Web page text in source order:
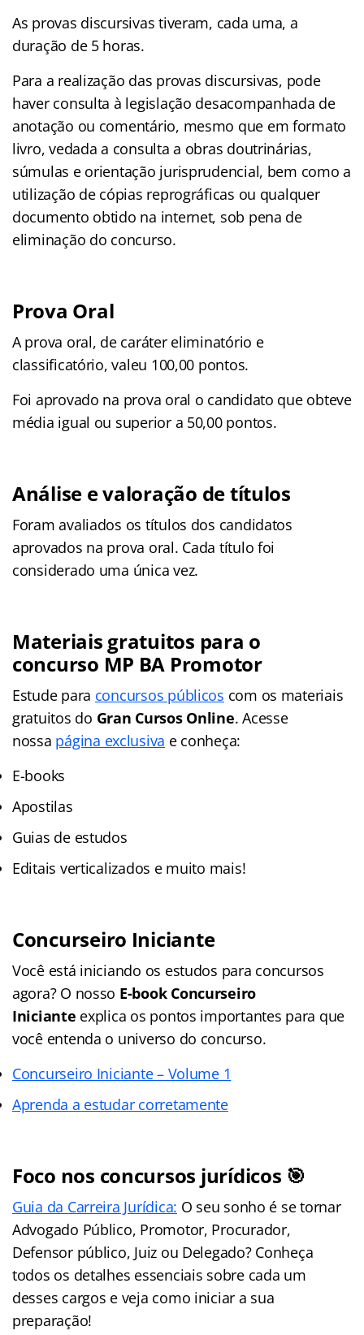
As provas discursivas tiveram, cada uma, a
duração de 5 horas.
Para a realização das provas discursivas, pode
haver consulta à legislação desacompanhada de
anotação ou comentário, mesmo que em formato
livro, vedada a consulta a obras doutrinárias,
súmulas e orientação jurisprudencial, bem como a
utilização de cópias reprográficas ou qualquer
documento obtido na internet, sob pena de
eliminação do concurso.
Prova Oral
A prova oral, de caráter eliminatório e
classificatório, valeu 100,00 pontos.
Foi aprovado na prova oral o candidato que obteve
média igual ou superior a 50,00 pontos.
Análise e valoração de títulos
Foram avaliados os títulos dos candidatos
aprovados na prova oral. Cada título foi
considerado uma única vez.
Materiais gratuitos para o
concurso MP BA Promotor
Estude para concursos públicos com os materiais
gratuitos do Gran Cursos Online. Acesse
nossa página exclusiva e conheça:
E-books
Apostilas
Guias de estudos
Editais verticalizados e muito mais!
Concurseiro Iniciante
Você está iniciando os estudos para concursos
agora? O nosso E-book Concurseiro
Iniciante explica os pontos importantes para que
você entenda o universo do concurso.
Concurseiro Iniciante – Volume 1
Aprenda a estudar corretamente
Foco nos concursos jurídicos 🎯
Guia da Carreira Jurídica: O seu sonho é se tornar
Advogado Público, Promotor, Procurador,
Defensor público, Juiz ou Delegado? Conheça
todos os detalhes essenciais sobre cada um
desses cargos e veja como iniciar a sua
preparação!